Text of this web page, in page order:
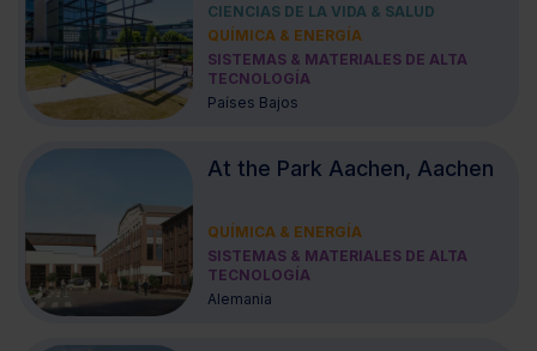
CIENCIAS DE LA VIDA & SALUD
QUÍMICA & ENERGÍA
SISTEMAS & MATERIALES DE ALTA
TECNOLOGÍA
Países Bajos
QUÍMICA & ENERGÍA
SISTEMAS & MATERIALES DE ALTA
TECNOLOGÍA
Alemania
At the Park Aachen, Aachen